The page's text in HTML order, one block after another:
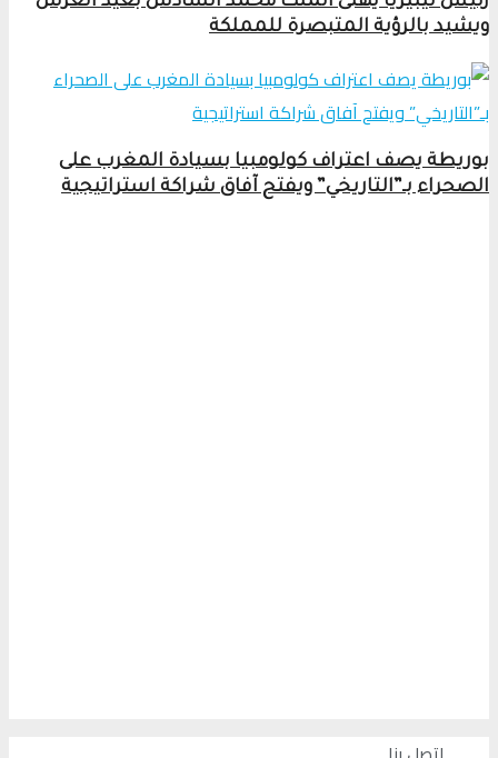
ويشيد بالرؤية المتبصرة للمملكة
بوريطة يصف اعتراف كولومبيا بسيادة المغرب على
الصحراء بـ”التاريخي” ويفتح آفاق شراكة استراتيجية